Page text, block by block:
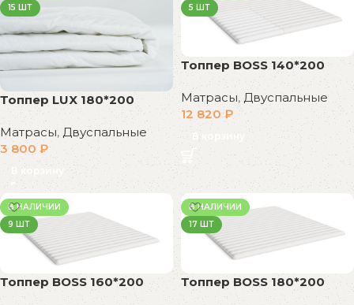
15 ШТ
Топпер LUX 180*200
Матрасы, Двуспальные
3 800₽
В корзину
5 ШТ
Топпер BOSS 140*200
Матрасы,Двуспальные
12 820₽
В корзину
В НАЛИЧИИ
9 ШТ
Топпер BOSS 160*200
В НАЛИЧИИ
17 ШТ
Топпер BOSS 180*200